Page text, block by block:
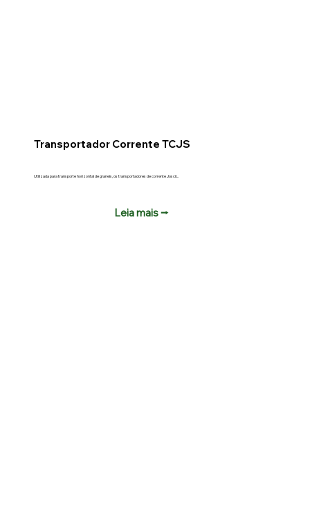
Transportador Corrente TCJS
Utilizada para transporte horizontal de graneis, os transportadores de corrente Joscil...
Leia mais ⭢